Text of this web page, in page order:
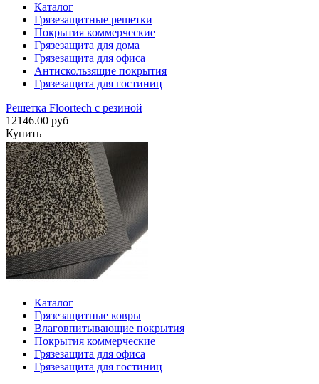
Каталог
Грязезащитные решетки
Покрытия коммерческие
Грязезащита для дома
Грязезащита для офиса
Антискользящие покрытия
Грязезащита для гостиниц
Решетка Floortech с резиной
12146.00 руб
Купить
Каталог
Грязезащитные ковры
Влаговпитывающие покрытия
Покрытия коммерческие
Грязезащита для офиса
Грязезащита для гостиниц